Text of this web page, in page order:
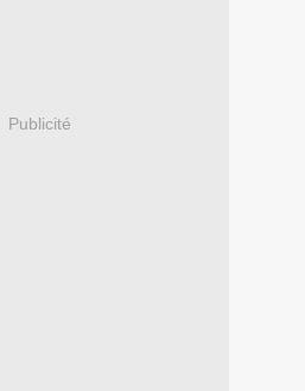
Publicité